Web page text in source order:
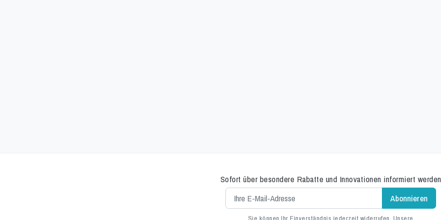
Sofort über besondere Rabatte und Innovationen informiert werden
Sie können Ihr Einverständnis jederzeit widerrufen. Unsere